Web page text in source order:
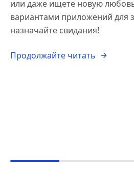
или даже ищете новую
вариантами приложений для
назначайте свидания!
Продолжайте читать